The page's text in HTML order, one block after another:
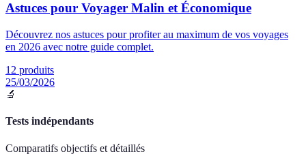
Astuces pour Voyager Malin et Économique
Découvrez nos astuces pour profiter au maximum de vos voyages
en 2026 avec notre guide complet.
12 produits
25/03/2026
🔬
Tests indépendants
Comparatifs objectifs et détaillés